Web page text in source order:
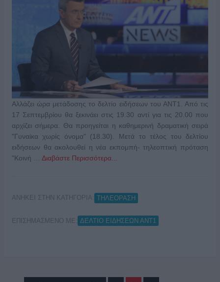
Αλλάζει ώρα μετάδοσης το δελτίο ειδήσεων του ΑΝΤ1. Από τις
17 Σεπτεμβρίου θα ξεκινάει στις 19.30 αντί για τις 20.00 που
αρχίζει σήμερα. Θα προηγείται η καθημερινή δραματική σειρά
"Γυναίκα χωρίς όνομα" (18.30). Μετά το τέλος του δελτίου
ειδήσεων θα ακολουθεί η νέα εκπομπή- τηλεοπτική πρόταση
"Κοινή … Διαβάστε Περισσότερα...
ΑΝΗΚΕΙ ΣΤΗΝ ΚΑΤΗΓΟΡΙΑ: ΤΗΛΕΟΡΑΣΗ
ΕΠΙΣΗΜΑΣΜΕΝΟ ΜΕ: ΔΕΛΤΙΟ ΕΙΔΗΣΕΩΝ ΑΝΤ1